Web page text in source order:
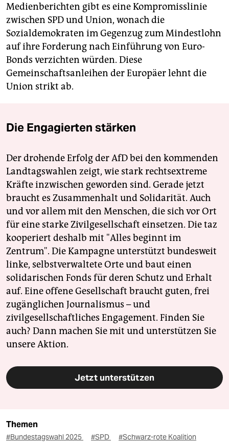
Medienberichten gibt es eine Kompromisslinie
zwischen SPD und Union, wonach die
Sozialdemokraten im Gegenzug zum Mindestlohn
auf ihre Forderung nach Einführung von Euro-
Bonds verzichten würden. Diese
Gemeinschaftsanleihen der Europäer lehnt die
Union strikt ab.
Die Engagierten stärken
Der drohende Erfolg der AfD bei den kommenden
Landtagswahlen zeigt, wie stark rechtsextreme
Kräfte inzwischen geworden sind. Gerade jetzt
braucht es Zusammenhalt und Solidarität. Auch
und vor allem mit den Menschen, die sich vor Ort
für eine starke Zivilgesellschaft einsetzen. Die taz
kooperiert deshalb mit "Alles beginnt im
Zentrum". Die Kampagne unterstützt bundesweit
linke, selbstverwaltete Orte und baut einen
solidarischen Fonds für deren Schutz und Erhalt
auf. Eine offene Gesellschaft braucht guten, frei
zugänglichen Journalismus – und
zivilgesellschaftliches Engagement. Finden Sie
auch? Dann machen Sie mit und unterstützen Sie
unsere Aktion.
Jetzt unterstützen
Themen
#Bundestagswahl 2025 #SPD
#Schwarz-rote Koalition